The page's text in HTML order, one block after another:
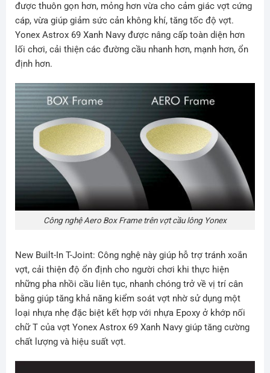
được thuôn gọn hơn, mỏng hơn vừa cho cảm giác vợt cứng
cáp, vừa giúp giảm sức cản không khí, tăng tốc độ vợt.
Yonex Astrox 69 Xanh Navy được nâng cấp toàn diện hơn
lối chơi, cải thiện các đường cầu nhanh hơn, mạnh hơn, ổn
định hơn.
Công nghệ Aero Box Frame trên vợt cầu lông Yonex
New Built-In T-Joint: Công nghệ này giúp hỗ trợ tránh xoắn
vợt, cải thiện độ ổn định cho người chơi khi thực hiện
những pha nhồi cầu liên tục, nhanh chóng trở về vị trí cân
bằng giúp tăng khả năng kiểm soát vợt nhờ sử dụng một
loại nhựa nhẹ đặc biệt kết hợp với nhựa Epoxy ở khớp nối
chữ T của vợt Yonex Astrox 69 Xanh Navy giúp tăng cường
chất lượng và hiệu suất vợt.